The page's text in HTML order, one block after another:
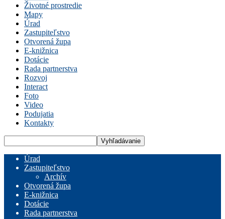
Životné prostredie
Mapy
Úrad
Zastupiteľstvo
Otvorená župa
E-knižnica
Dotácie
Rada partnerstva
Rozvoj
Interact
Foto
Video
Podujatia
Kontakty
Úrad
Zastupiteľstvo
Archív
Otvorená župa
E-knižnica
Dotácie
Rada partnerstva